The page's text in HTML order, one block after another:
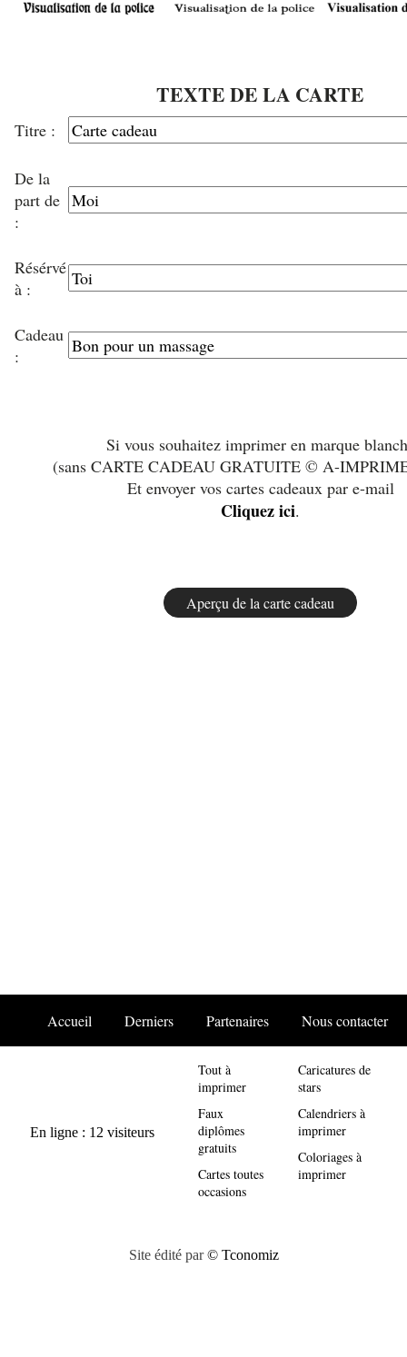
TEXTE DE LA CARTE
Titre :
De la
part de
:
Résérvé
à :
Cadeau
:
Si vous souhaitez imprimer en marque
(sans CARTE CADEAU GRATUITE © A-
Et envoyer vos cartes cadeaux par e-mail
Cliquez ici.
Accueil Derniers Partenaires Nous contacter
Tout à
imprimer
Faux
diplômes
gratuits
Cartes toutes
occasions
Caricatures de
stars
Calendriers à
imprimer
Coloriages à
imprimer
Site édité par© Tconomiz